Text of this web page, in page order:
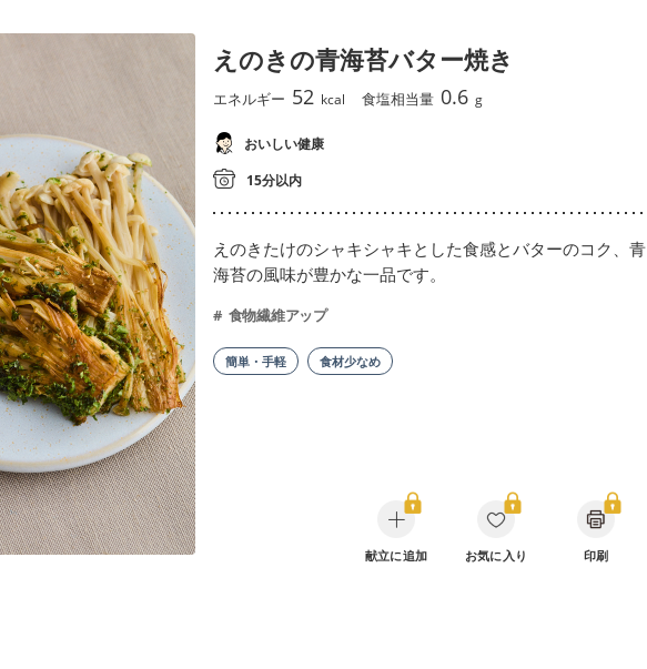
えのきの青海苔バター焼き
エネルギー 52 kcal 食塩相当量 0.6 g
おいしい健康
15分以内
えのきたけのシャキシャキとした食感とバターのコク、青
海苔の風味が豊かな一品です。
食物繊維アップ
簡単・手軽 食材少なめ
献立に追加 お気に入り 印刷